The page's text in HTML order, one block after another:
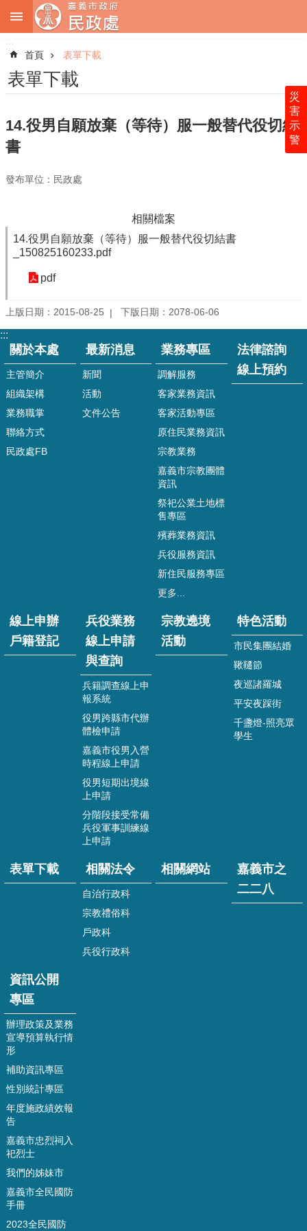
跳到主要內容區塊
階
尋
關
本
處
消
息
務
專
法
律
諮
詢
線
預
約
役
業
務
特
下
載
相
關
法
令
相
關
網
站
嘉
義
市
之
二
二
災
害
示
警
:::
首頁 表單下載
表單下載
14.役男自願放棄（等待）服一般替代役切結
書
發布單位：民政處
相關檔案
14.役男自願放棄（等待）服一般替代役切結書
_150825160233.pdf
pdf
上版日期：2015-08-25 下版日期：2078-06-06
:::
關於本處
主管簡介
組織架構
業務職掌
聯絡方式
民政處FB
最新消息
新聞
活動
文件公告
業務專區
調解服務
客家業務資訊
客家活動專區
原住民業務資訊
宗教業務
嘉義市宗教團體
資訊
祭祀公業土地標
售專區
殯葬業務資訊
兵役服務資訊
新住民服務專區
更多...
法律諮詢
線上預約
線上申辦
戶籍登記
兵役業務
線上申請
與查詢
兵籍調查線上申
報系統
役男跨縣市代辦
體檢申請
嘉義市役男入營
時程線上申請
役男短期出境線
上申請
分階段接受常備
兵役軍事訓練線
上申請
宗教遶境
活動
特色活動
市民集團結婚
鞦韆節
夜巡諸羅城
平安夜踩街
千盞燈-照亮眾
學生
表單下載 相關法令
自治行政科
宗教禮俗科
戶政科
兵役行政科
相關網站
嘉義市之
二二八
資訊公開
專區
辦理政策及業務
宣導預算執行情
形
補助資訊專區
性別統計專區
年度施政績效報
告
嘉義市忠烈祠入
祀烈士
我們的姊妹市
嘉義市全民國防
手冊
2023全民國防